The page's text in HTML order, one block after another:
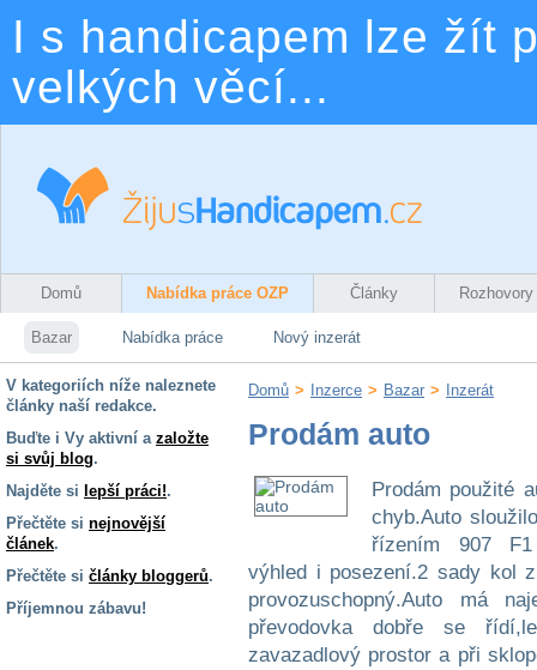
I s handicapem lze žít
velkých věcí...
Domů Nabídka práce OZP Články Rozhovory
Bazar Nabídka práce Nový inzerát
V kategoriích níže naleznete
články naší redakce.
Buďte i Vy aktivní a založte
si svůj blog.
Najděte si lepší práci!.
Přečtěte si nejnovější
článek.
Přečtěte si články bloggerů.
Příjemnou zábavu!
Domů > Inzerce > Bazar > Inzerát
Prodám auto
Prodám použité
chyb.Auto
řízením 907 F1
výhled i posezení.2 sady kol
provozuschopný.Auto má
převodovka dobře se
zavazadlový prostor a při